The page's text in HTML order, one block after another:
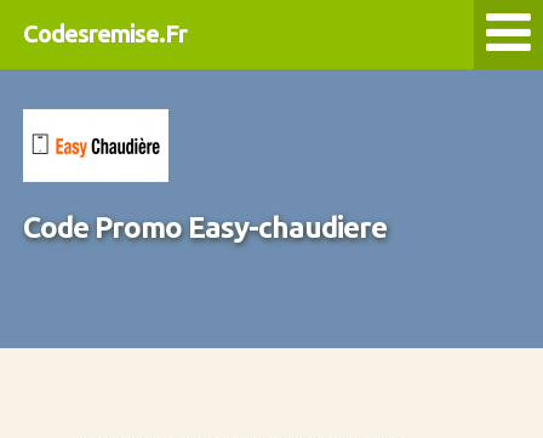
Codesremise.Fr
Code Promo Easy-chaudiere